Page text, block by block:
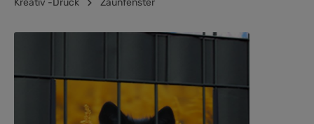
Kreativ -Druck Zaunfenster